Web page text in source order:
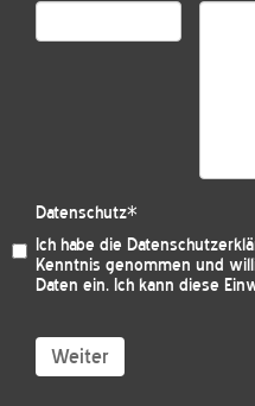
Datenschutz*
Ich habe die
Kenntnis genommen und
Daten ein. Ich kann diese
Weiter